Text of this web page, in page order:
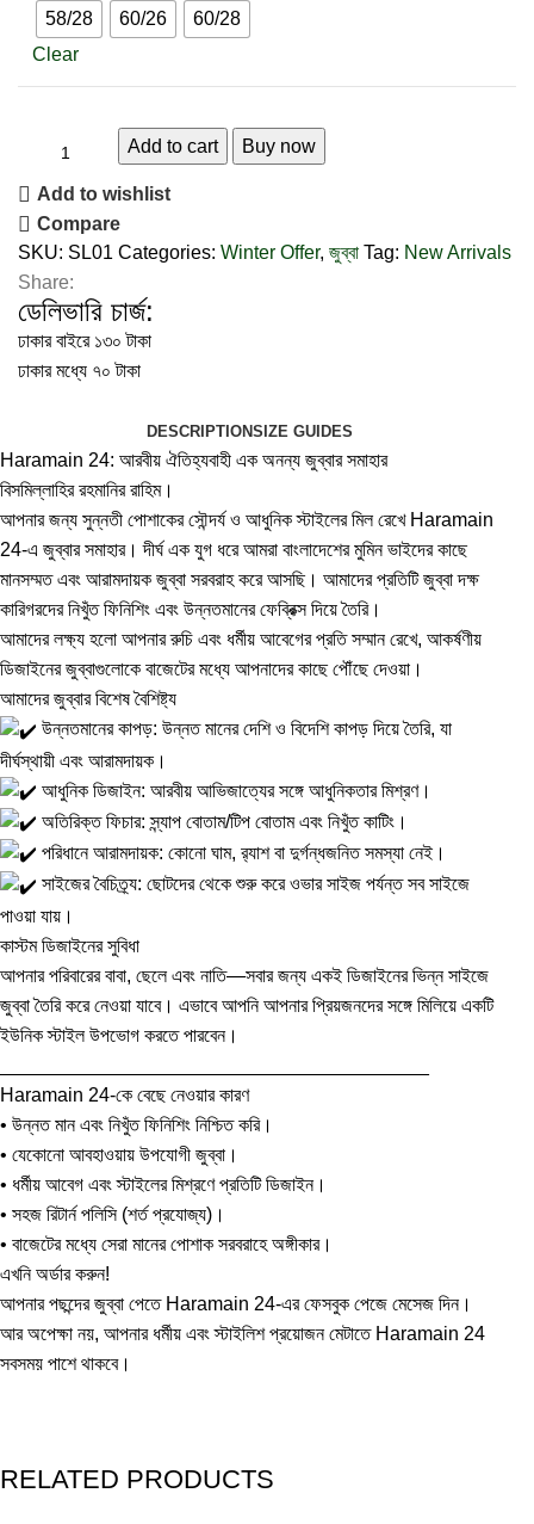
58/28 60/26
60/28
Clear
Add to cart Buy now
Add to wishlist
Compare
SKU: SL01 Categories: Winter Offer, জুব্বা Tag: New Arrivals
Share:
ডেলিভারি চার্জ:
ঢাকার বাইরে ১৩০ টাকা
ঢাকার মধ্যে ৭০ টাকা
DESCRIPTIONSIZE GUIDES
Haramain 24: আরবীয় ঐতিহ্যবাহী এক অনন্য জুব্বার সমাহার
বিসমিল্লাহির রহমানির রাহিম।
আপনার জন্য সুন্নতী পোশাকের সৌন্দর্য ও আধুনিক স্টাইলের মিল রেখে Haramain
24-এ জুব্বার সমাহার। দীর্ঘ এক যুগ ধরে আমরা বাংলাদেশের মুমিন ভাইদের কাছে
মানসম্মত এবং আরামদায়ক জুব্বা সরবরাহ করে আসছি। আমাদের প্রতিটি জুব্বা দক্ষ
কারিগরদের নিখুঁত ফিনিশিং এবং উন্নতমানের ফেব্রিক্স দিয়ে তৈরি।
আমাদের লক্ষ্য হলো আপনার রুচি এবং ধর্মীয় আবেগের প্রতি সম্মান রেখে, আকর্ষণীয়
ডিজাইনের জুব্বাগুলোকে বাজেটের মধ্যে আপনাদের কাছে পৌঁছে দেওয়া।
আমাদের জুব্বার বিশেষ বৈশিষ্ট্য
উন্নতমানের কাপড়: উন্নত মানের দেশি ও বিদেশি কাপড় দিয়ে তৈরি, যা
দীর্ঘস্থায়ী এবং আরামদায়ক।
আধুনিক ডিজাইন: আরবীয় আভিজাত্যের সঙ্গে আধুনিকতার মিশ্রণ।
অতিরিক্ত ফিচার: স্ন্যাপ বোতাম/টিপ বোতাম এবং নিখুঁত কাটিং।
পরিধানে আরামদায়ক: কোনো ঘাম, র্যাশ বা দুর্গন্ধজনিত সমস্যা নেই।
সাইজের বৈচিত্র্য: ছোটদের থেকে শুরু করে ওভার সাইজ পর্যন্ত সব সাইজে
পাওয়া যায়।
কাস্টম ডিজাইনের সুবিধা
আপনার পরিবারের বাবা, ছেলে এবং নাতি—সবার জন্য একই ডিজাইনের ভিন্ন সাইজে
জুব্বা তৈরি করে নেওয়া যাবে। এভাবে আপনি আপনার প্রিয়জনদের সঙ্গে মিলিয়ে একটি
ইউনিক স্টাইল উপভোগ করতে পারবেন।
Haramain 24-কে বেছে নেওয়ার কারণ
• উন্নত মান এবং নিখুঁত ফিনিশিং নিশ্চিত করি।
• যেকোনো আবহাওয়ায় উপযোগী জুব্বা।
• ধর্মীয় আবেগ এবং স্টাইলের মিশ্রণে প্রতিটি ডিজাইন।
• সহজ রিটার্ন পলিসি (শর্ত প্রযোজ্য)।
• বাজেটের মধ্যে সেরা মানের পোশাক সরবরাহে অঙ্গীকার।
এখনি অর্ডার করুন!
আপনার পছন্দের জুব্বা পেতে Haramain 24-এর ফেসবুক পেজে মেসেজ দিন।
আর অপেক্ষা নয়, আপনার ধর্মীয় এবং স্টাইলিশ প্রয়োজন মেটাতে Haramain 24
সবসময় পাশে থাকবে।
RELATED PRODUCTS